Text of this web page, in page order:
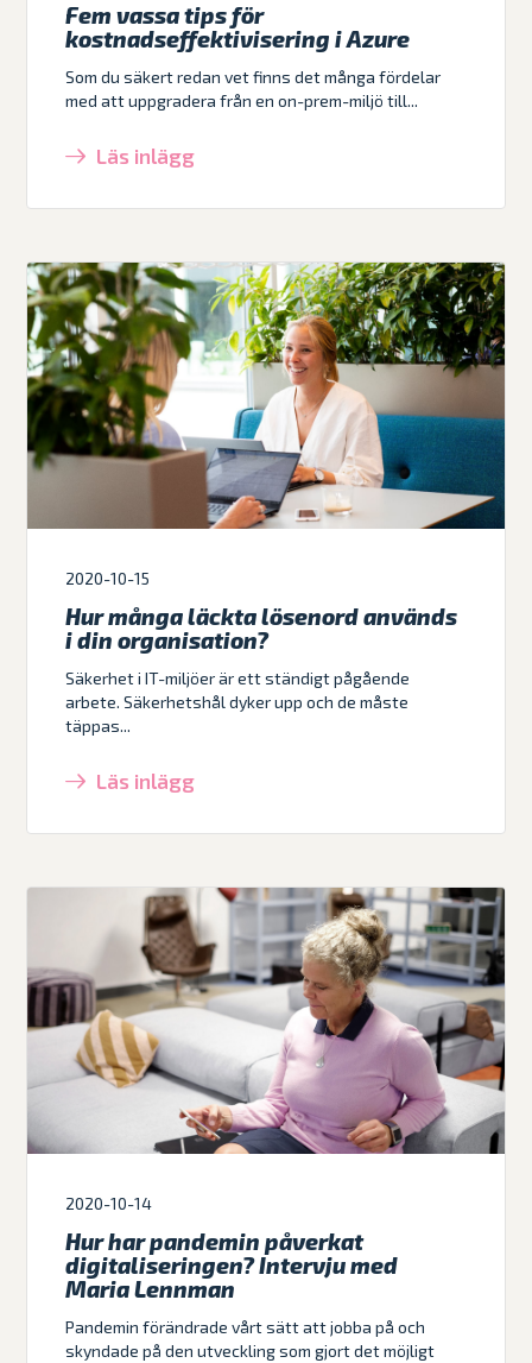
Fem vassa tips för
kostnadseffektivisering i Azure
Som du säkert redan vet finns det många fördelar
med att uppgradera från en on-prem-miljö till...
Läs inlägg
2020-10-15
Hur många läckta lösenord används
i din organisation?
Säkerhet i IT-miljöer är ett ständigt pågående
arbete. Säkerhetshål dyker upp och de måste
täppas...
Läs inlägg
2020-10-14
Hur har pandemin påverkat
digitaliseringen? Intervju med
Maria Lennman
Pandemin förändrade vårt sätt att jobba på och
skyndade på den utveckling som gjort det möjligt